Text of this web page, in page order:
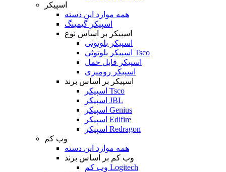
اسپیکر
همه موارد این دسته
اسپیکر گیمینگ
اسپیکر بر اساس نوع
اسپیکر بلوتوثی
اسپیکر بلوتوثی Tsco
اسپیکر قابل حمل
اسپیکر رومیزی
اسپیکر بر اساس برند
اسپیکر Tsco
اسپیکر JBL
اسپیکر Genius
اسپیکر Edifire
اسپیکر Redragon
وب کم
همه موارد این دسته
وب کم بر اساس برند
وب کم Logitech